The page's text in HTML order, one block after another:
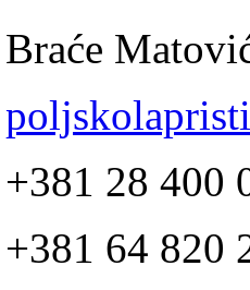
Braće
+381 28 400
+381 64 820